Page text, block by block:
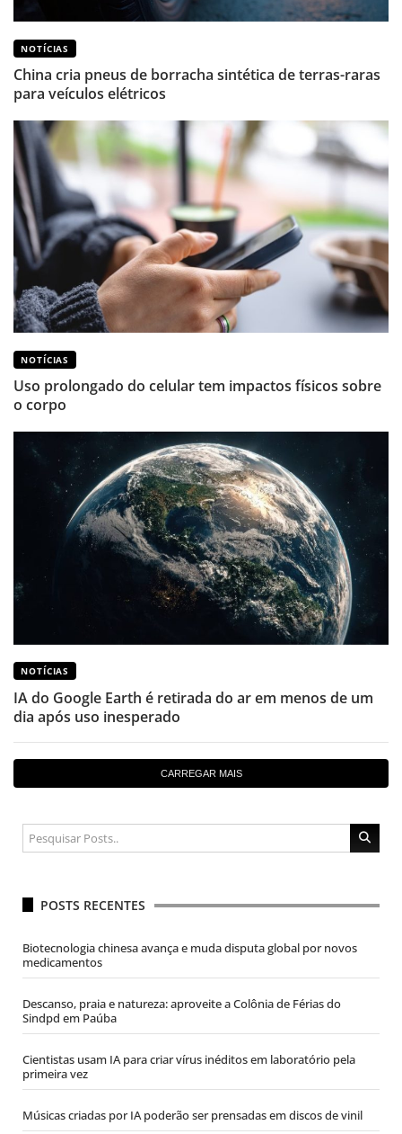
NOTÍCIAS
China cria pneus de borracha sintética de terras-raras
para veículos elétricos
NOTÍCIAS
Uso prolongado do celular tem impactos físicos sobre
o corpo
NOTÍCIAS
IA do Google Earth é retirada do ar em menos de um
dia após uso inesperado
CARREGAR MAIS
POSTS RECENTES
Biotecnologia chinesa avança e muda disputa global por novos
medicamentos
Descanso, praia e natureza: aproveite a Colônia de Férias do
Sindpd em Paúba
Cientistas usam IA para criar vírus inéditos em laboratório pela
primeira vez
Músicas criadas por IA poderão ser prensadas em discos de vinil